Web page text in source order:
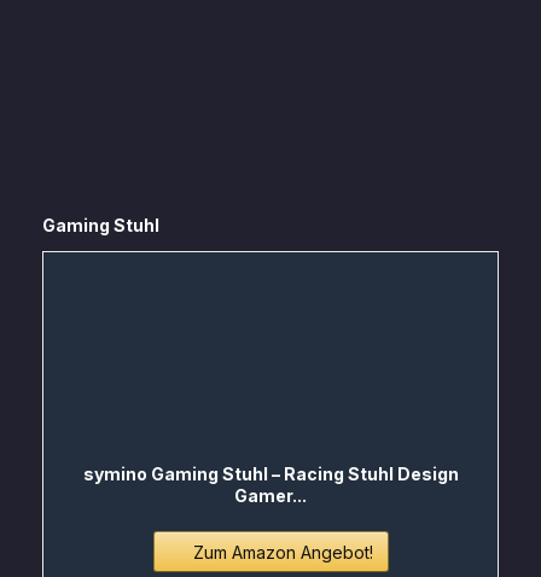
Gaming Stuhl
symino Gaming Stuhl – Racing Stuhl Design
Gamer...
Zum Amazon Angebot!